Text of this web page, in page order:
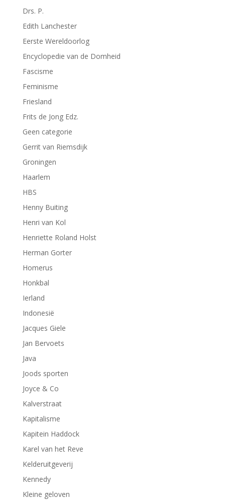
Drs. P.
Edith Lanchester
Eerste Wereldoorlog
Encyclopedie van de Domheid
Fascisme
Feminisme
Friesland
Frits de Jong Edz.
Geen categorie
Gerrit van Riemsdijk
Groningen
Haarlem
HBS
Henny Buiting
Henri van Kol
Henriette Roland Holst
Herman Gorter
Homerus
Honkbal
Ierland
Indonesië
Jacques Giele
Jan Bervoets
Java
Joods sporten
Joyce & Co
Kalverstraat
Kapitalisme
Kapitein Haddock
Karel van het Reve
Kelderuitgeverij
Kennedy
Kleine geloven